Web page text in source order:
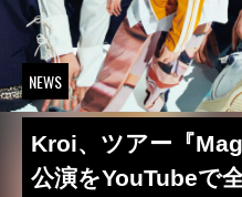
NEWS
Kroi、ツアー『
公演をYouTubeで